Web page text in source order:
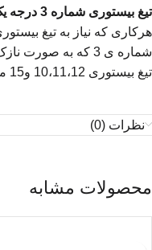
تیغ بیستوری شماره 3 درجه یک
هرکاری که نیاز به تیغ
شماره ی 3 که به
تیغ بیستوری 10،11،12 و15 می باشد.
نظرات (0)
محصولات مشابه